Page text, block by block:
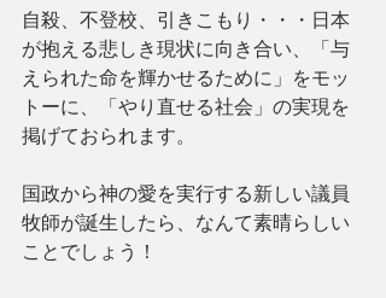
自殺、不登校、引きこもり・・・日本
が抱える悲しき現状に向き合い、「与
えられた命を輝かせるために」をモッ
トーに、「やり直せる社会」の実現を
掲げておられます。
国政から神の愛を実行する新しい議員
牧師が誕生したら、なんて素晴らしい
ことでしょう！